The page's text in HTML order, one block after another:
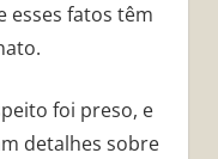
esses fatos têm
foi preso, e
detalhes sobre